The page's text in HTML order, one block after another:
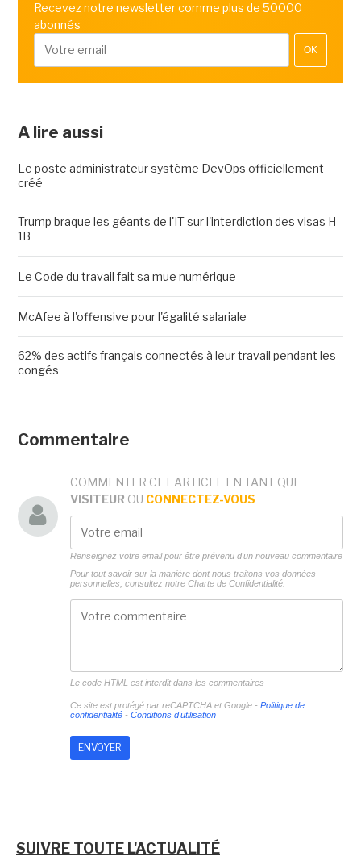
Recevez notre newsletter comme plus de 50000
abonnés
OK
A lire aussi
Le poste administrateur système DevOps officiellement
créé
Trump braque les géants de l'IT sur l'interdiction des visas H-
1B
Le Code du travail fait sa mue numérique
McAfee à l'offensive pour l'égalité salariale
62% des actifs français connectés à leur travail pendant les
congés
Commentaire
COMMENTER CET ARTICLE EN TANT QUE
VISITEUR OU CONNECTEZ-VOUS
Renseignez votre email pour être prévenu d'un nouveau commentaire
Pour tout savoir sur la manière dont nous traitons vos données
personnelles, consultez notre Charte de Confidentialité.
Le code HTML est interdit dans les commentaires
Ce site est protégé par reCAPTCHA et Google - Politique de
confidentialité- Conditions d'utilisation
SUIVRE TOUTE L'ACTUALITÉ